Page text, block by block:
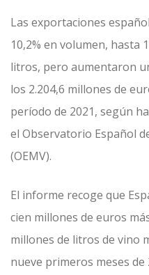
Las exportaciones
10,2% en volumen, hasta
litros, pero aumentaron
los 2.204,6 millones de
período de 2021, según
el Observatorio Español
(OEMV).
El informe recoge que
cien millones de euros
millones de litros de vino
nueve primeros meses